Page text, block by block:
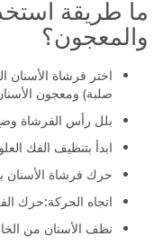
ما طريقة
والمعجون؟
اختر فرشاة الأسنان
صلبة) ومعجون
بلل رأس الفرشاة
ابدأ بتنظيف الفك
حرك فرشاة الأسنان
اتجاه الحركة:حرك
نظف الأسنان من